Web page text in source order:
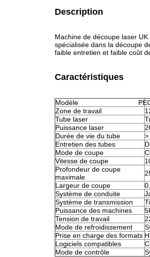
Description
Machine de découpe laser
spécialisée dans la découpe
faible entretien et faible coût
Caractéristiques
Modèle
Zone de travail
Tube laser
Puissance laser
Durée de vie du tube
>
Entretien des tubes
Mode de coupe
Vitesse de coupe
Profondeur de coupe
maximale
Largeur de coupe
Système de conduite
Système de transmission
Puissance des machines
Tension de travail
Mode de refroidissement
Prise en charge des formats
Logiciels compatibles
Mode de contrôle